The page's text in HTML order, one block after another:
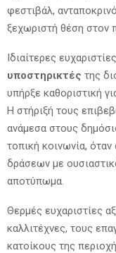
φεστιβάλ,
ξεχωριστή θέση στον
Ιδιαίτερες
υποστηρικτές της
υπήρξε καθοριστική
Η στήριξή τους
ανάμεσα στους
τοπική κοινωνία,
δράσεων με
αποτύπωμα.
Θερμές ευχαριστίες
καλλιτέχνες, τους
κατοίκους της